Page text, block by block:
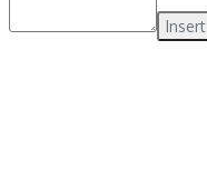
Insert